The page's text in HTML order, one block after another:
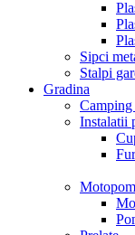
Sipci
Stalpi
Gradina
Camping
Instalatii